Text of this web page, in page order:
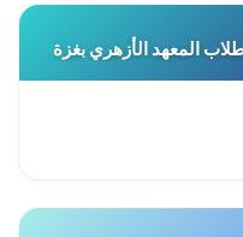
المعهد الأزهري بغزة